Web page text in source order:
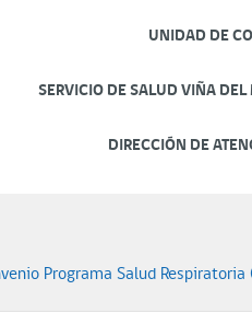
UNIDAD DE
SERVICIO DE SALUD VIÑA
DIRECCIÓN DE
Programa Salud